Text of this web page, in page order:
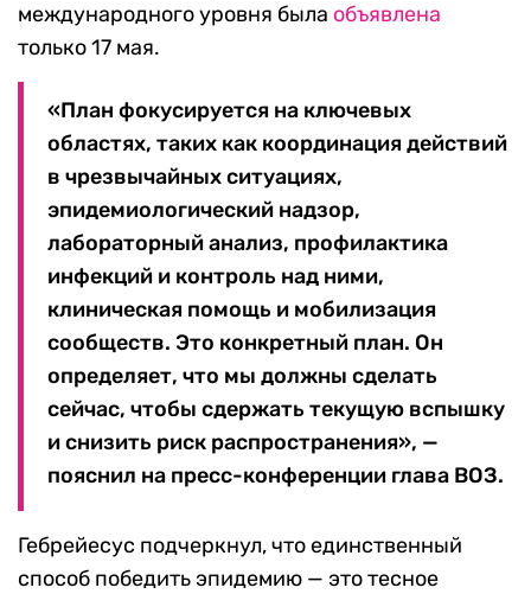
международного уровня была объявлена
только 17 мая.
«План фокусируется на ключевых
областях, таких как координация действий
в чрезвычайных ситуациях,
эпидемиологический надзор,
лабораторный анализ, профилактика
инфекций и контроль над ними,
клиническая помощь и мобилизация
сообществ. Это конкретный план. Он
определяет, что мы должны сделать
сейчас, чтобы сдержать текущую вспышку
и снизить риск распространения», —
пояснил на пресс-конференции глава ВОЗ.
Гебрейесус подчеркнул, что единственный
способ победить эпидемию — это тесное